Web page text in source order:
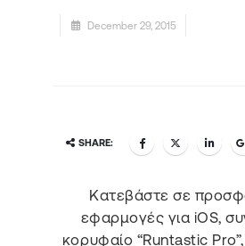
December 29, 2015
SHARE:
Κατεβάστε σε
εφαρμογές για iOS,
κορυφαίο “Runtastic